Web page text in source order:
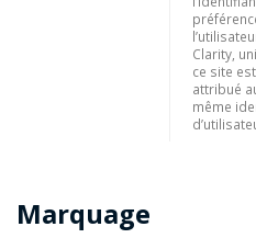
Clarity,
ce site est
attribué
même
Marquage